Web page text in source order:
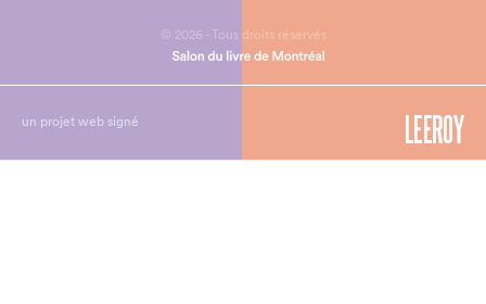
© 2026 - Tous droits réservés
un projet web signé